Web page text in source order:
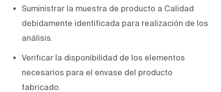
Suministrar la muestra de producto a Calidad
debidamente identificada para realización de los
análisis.
Verificar la disponibilidad de los elementos
necesarios para el envase del producto
fabricado.